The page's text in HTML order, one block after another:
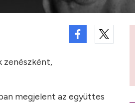
zenészként,
megjelent az együttes